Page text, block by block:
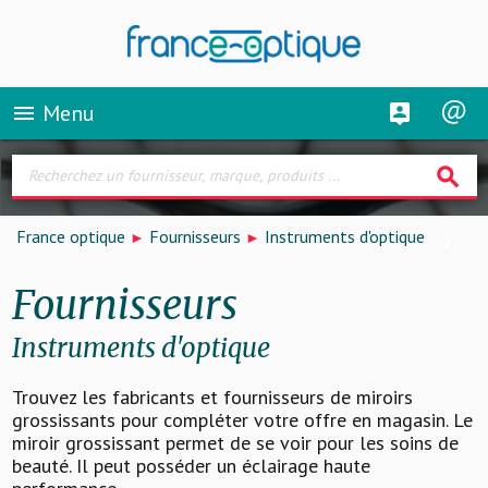
menu Menu
search
France optique Fournisseurs Instruments d'optique
Fournisseurs
Instruments d'optique
Trouvez les fabricants et fournisseurs de miroirs
grossissants pour compléter votre offre en magasin. Le
miroir grossissant permet de se voir pour les soins de
beauté. Il peut posséder un éclairage haute